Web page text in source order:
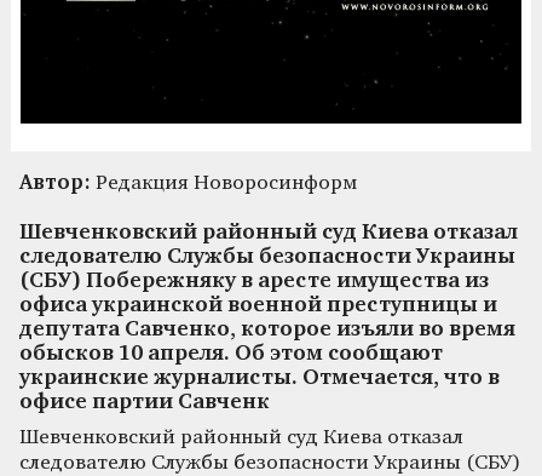
Автор: Редакция Новоросинформ
Шевченковский районный суд Киева отказал
следователю Службы безопасности Украины
(СБУ) Побережняку в аресте имущества из
офиса украинской военной преступницы и
депутата Савченко, которое изъяли во время
обысков 10 апреля. Об этом сообщают
украинские журналисты. Отмечается, что в
офисе партии Савченк
Шевченковский районный суд Киева отказал
следователю Службы безопасности Украины (СБУ)